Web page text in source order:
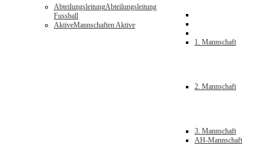
AbteilungsleitungAbteilungsleitung
Fussball
AktiveMannschaften Aktive
1. Mannschaft
2. Mannschaft
3. Mannschaft
AH-Mannschaft